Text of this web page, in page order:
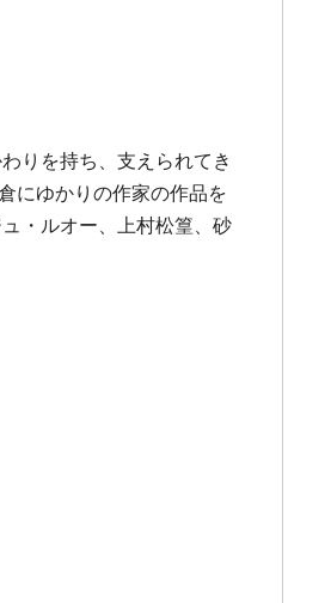
りを持ち、支えられてき
にゆかりの作家の作品を
・ルオー、上村松篁、砂